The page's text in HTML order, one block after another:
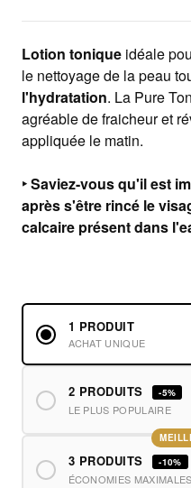
Lotion tonique idéale
le nettoyage de la peau
l'hydratation. La Pure
agréable de fraicheur et
appliquée le matin.
‣ Saviez-vous qu'il est
après s'être rincé le
calcaire présent dans
1 PRODUIT
ACHAT UNIQUE
2 PRODUITS -5%
LE PLUS POPULAIRE
3 PRODUITS -10%
ÉCONOMIES MAXIMALES